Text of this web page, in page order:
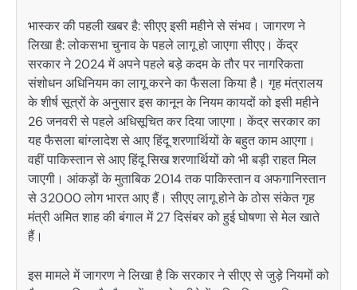
भास्कर की पहली खबर है: सीएए इसी महीने से संभव। जागरण ने
लिखा है: लोकसभा चुनाव के पहले लागू हो जाएगा सीएए। केंद्र
सरकार ने 2024 में अपने पहले बड़े कदम के तौर पर नागरिकता
संशोधन अधिनियम का लागू करने का फैसला किया है। गृह मंत्रालय
के शीर्ष सूत्रों के अनुसार इस कानून के नियम कायदों को इसी महीने
26 जनवरी से पहले अधिसूचित कर दिया जाएगा। केंद्र सरकार का
यह फैसला बांग्लादेश से आए हिंदू शरणार्थियों के बहुत काम आएगा।
वहीं पाकिस्तान से आए हिंदू सिख शरणार्थियों को भी बड़ी राहत मिल
जाएगी। आंकड़ों के मुताबिक 2014 तक पाकिस्तान व अफगानिस्तान
से 32000 लोग भारत आए हैं। सीएए लागू होने के ठोस संकेत गृह
मंत्री अमित शाह की बंगाल में 27 दिसंबर को हुई घोषणा से मेल खाते
हैं।
इस मामले में जागरण ने लिखा है कि सरकार ने सीएए से जुड़े नियमों को